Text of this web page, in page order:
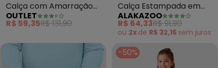
Calça com Amarração
(Azul)
OUTLET
R$ 59,35R$ 131,90
Calça Estampada em
Malha Soft (Azul)
ALAKAZOO
R$ 64,33R$ 91,90
ou 2x de R$ 32,16 sem juros
-50%